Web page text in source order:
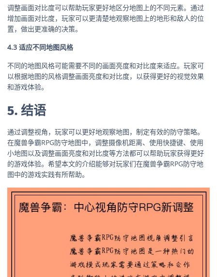
调整画面对比度可以帮助玩家更好地区分地图上的不同元素。通过
增加画面对比度，玩家可以更清楚地观察地图上的地形和敌人的位
置，做出更准确的决策。
4.3 适应不同地图风格
不同的地图风格可能需要不同的画面亮度和对比度来适应。玩家可
以根据地图的风格调整画面亮度和对比度，以获得更好的视觉效果
和游戏体验。
5. 结语
通过调整视角，玩家可以更好地观察地图，制定有效的防守策略。
在魔兽争霸RPG防守地图中，调整摄像机距离、使用快捷键、使用
小地图以及调整画面亮度和对比度等方法都可以帮助玩家获得更好
的游戏体验。希望本文的介绍能够对玩家们在魔兽争霸RPG防守地
图中的游戏实践有所帮助。